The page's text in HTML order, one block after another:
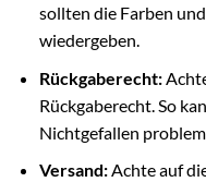
sollten die Farben
wiedergeben.
Rückgaberecht:
Rückgaberecht. So
Nichtgefallen
Versand:Achte auf